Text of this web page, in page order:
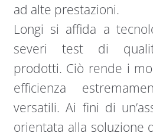
ad alte prestazioni.
Longi si affida a
severi test di
prodotti. Ciò rende i
efficienza
versatili. Ai fini di
orientata alla soluzione